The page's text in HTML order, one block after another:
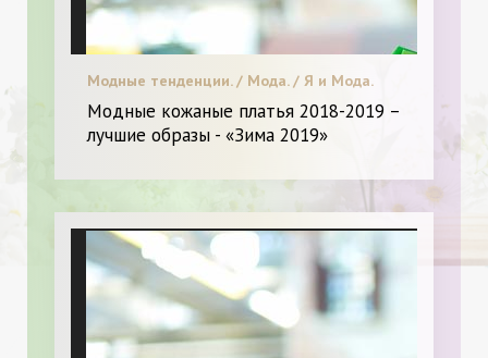
Модные тенденции. / Мода. / Я и Мода.
Модные кожаные платья 2018-2019 –
лучшие образы - «Зима 2019»